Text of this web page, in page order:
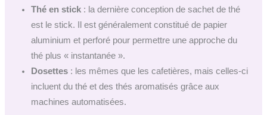
Thé en stick: la dernière conception de sachet de thé
est le stick. Il est généralement constitué de papier
aluminium et perforé pour permettre une approche du
thé plus « instantanée ».
Dosettes : les mêmes que les cafetières, mais celles-ci
incluent du thé et des thés aromatisés grâce aux
machines automatisées.